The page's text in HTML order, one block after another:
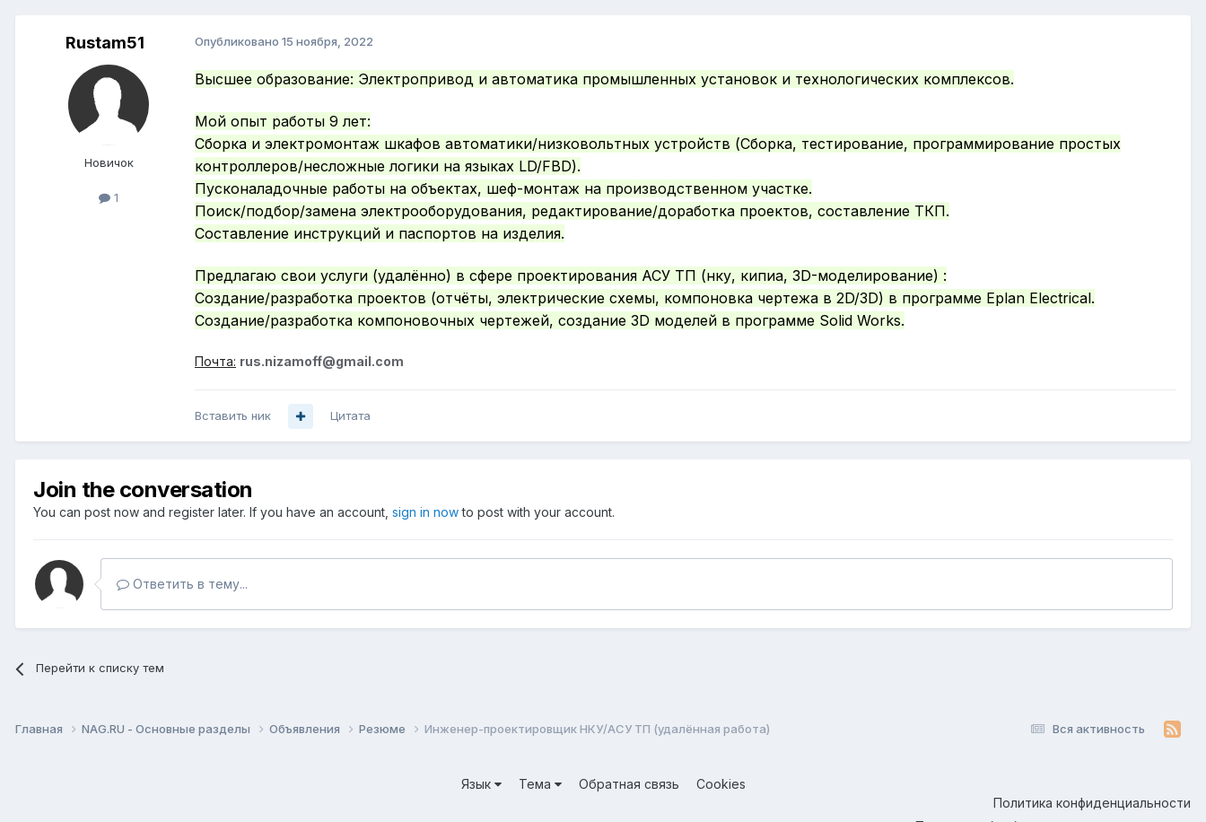
Rustam51
Новичок
1
Опубликовано 15 ноября, 2022
Высшее образование: Электропривод и автоматика промышленных установок и технологических комплексов.
Мой опыт работы 9 лет:
Сборка и электромонтаж шкафов автоматики/низковольтных устройств (Сборка, тестирование, программирование простых
контроллеров/несложные логики на языках LD/FBD).
Пусконаладочные работы на объектах, шеф-монтаж на производственном участке.
Поиск/подбор/замена электрооборудования, редактирование/доработка проектов, составление ТКП.
Составление инструкций и паспортов на изделия.
Предлагаю свои услуги (удалённо) в сфере проектирования АСУ ТП (нку, кипиа, 3D-моделирование) :
Cоздание/разработка проектов (отчёты, электрические схемы, компоновка чертежа в 2D/3D) в программе Eplan Electrical.
Cоздание/разработка компоновочных чертежей, создание 3D моделей в программе Solid Works.
Почта: rus.nizamoff@gmail.com
Вставить ник Цитата
Join the conversation
You can post now and register later. If you have an account, sign in nowto post with your account.
Ответить в тему...
Перейти к списку тем
Вся активность
Главная NAG.RU - Основные разделы Объявления Резюме Инженер-проектировщик НКУ/АСУ ТП (удалённая работа)
Язык Тема Обратная связь
Cookies
Политика конфиденциальности